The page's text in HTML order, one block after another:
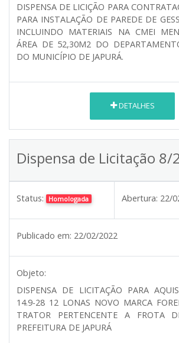
DISPENSA DE LICIÇÃO PARA
PARA INSTALAÇÃO DE PAREDE DE
INCLUINDO MATERIAIS NA CMEI
ÁREA DE 52,30M2 DO
DO MUNICÍPIO DE JAPURÁ.
DETALHES
Dispensa de Licitação 8/
Status: Homologada Abertura: 22/
Publicado em: 22/02/2022
Objeto:
DISPENSA DE LICITAÇÃO PARA
14.9-28 12 LONAS NOVO MARCA
TRATOR PERTENCENTE A FROTA
PREFEITURA DE JAPURÁ